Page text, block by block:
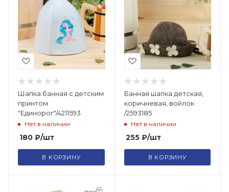
Шапка банная с детским
принтом
"Единорог"/4211593
Нет в наличии
180 ₽/шт
В КОРЗИНУ
Банная шапка детская,
коричневая, войлок
/2593185
Нет в наличии
255₽/шт
В КОРЗИНУ